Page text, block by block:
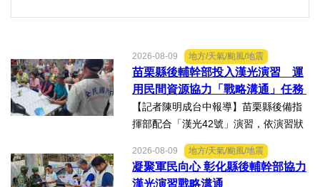
2026-08-09 地方/天氣/颱風/地震
苗栗縣後輔幹部投入漢光演習 運
用民間資源協力「戰略溝通」任務
【記者陳明成台中報導】苗栗縣後備指
揮部配合「漢光42號」演習，依演習狀
軍民資源、協助軍事作戰任務，特別透
過輔導幹部運用在地宣傳能量，編組民
2026-08-09 地方/天氣/颱風/地震
凝聚軍民向心 彰化縣後輔幹部協力
漢光演習戰略溝通